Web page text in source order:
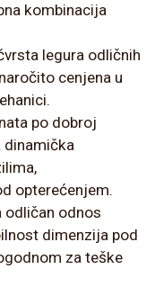
kombinacija
legura odličnih
cenjena u
po dobroj
dinamička
opterećenjem.
odličan odnos
dimenzija pod
za teške